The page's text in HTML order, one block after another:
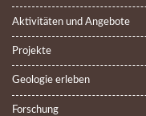
Aktivitäten und Angebote
Projekte
Geologie erleben
Forschung